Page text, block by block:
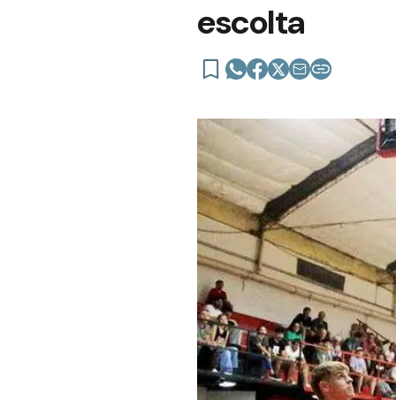
escolta